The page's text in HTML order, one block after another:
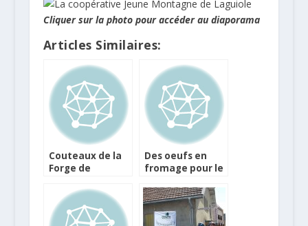
Cliquer sur la photo pour accéder au diaporama
Articles Similaires:
Couteaux de la
Forge de
fête des pères
Des oeufs en
fromage pour le
repas de Pâques